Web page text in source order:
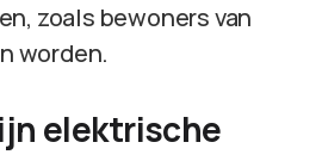
zoals bewoners van
worden.
elektrische